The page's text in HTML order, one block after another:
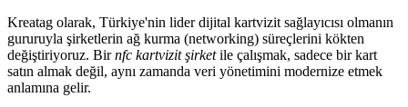
Kreatag olarak, Türkiye'nin lider dijital kartvizit sağlayıcısı olmanın
gururuyla şirketlerin ağ kurma (networking) süreçlerini kökten
değiştiriyoruz. Birnfc kartvizit şirketile çalışmak, sadece bir kart
satın almak değil, aynı zamanda veri yönetimini modernize etmek
anlamına gelir.